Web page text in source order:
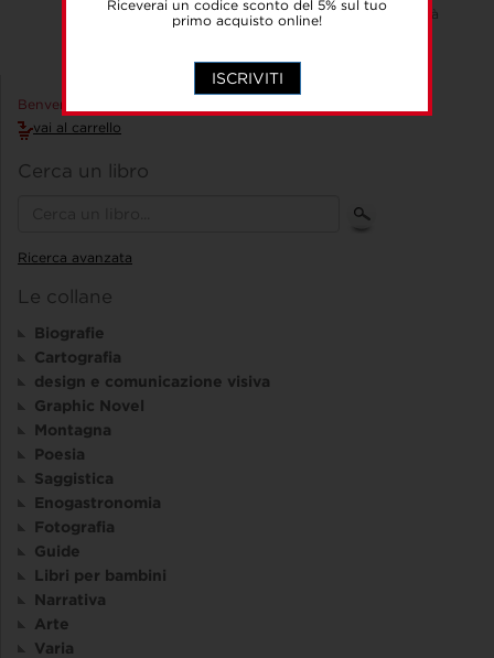
Riceverai un codice sconto del 5% sul tuo
primo acquisto online!
ISCRIVITI
Veneto, passato da una estrema povertà
a un diffuso benessere.
Benvenuto Accedi!
vai al carrello
Cerca un libro
Ricerca avanzata
Le collane
Biografie
Cartografia
design e comunicazione visiva
Graphic Novel
Montagna
Poesia
Saggistica
Enogastronomia
Fotografia
Guide
Libri per bambini
Narrativa
Arte
Varia